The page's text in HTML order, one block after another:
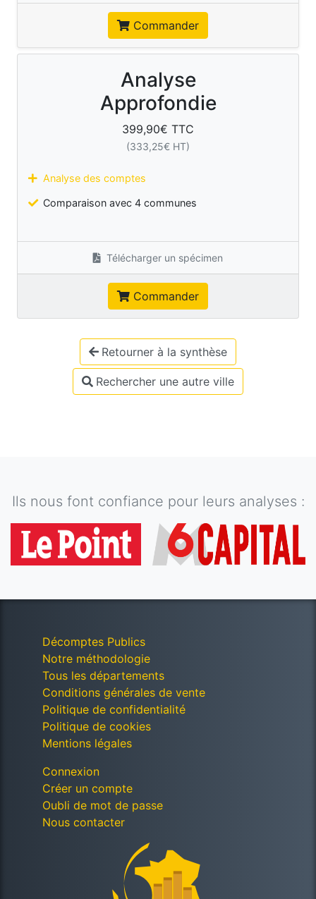
Commander
Analyse
Approfondie
399,90€ TTC
(333,25€ HT)
Analyse des comptes
Comparaison avec 4 communes
Télécharger un spécimen
Commander
Retourner à la synthèse
Rechercher une autre ville
Ils nous font confiance pour leurs analyses :
Décomptes Publics
Notre méthodologie
Tous les départements
Conditions générales de vente
Politique de confidentialité
Politique de cookies
Mentions légales
Connexion
Créer un compte
Oubli de mot de passe
Nous contacter